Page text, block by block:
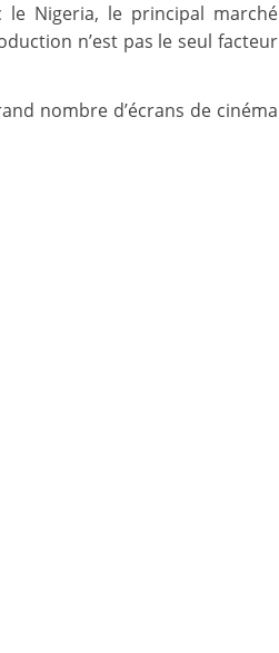
le Nigeria, le principal marché
n’est pas le seul facteur
nombre d’écrans de cinéma